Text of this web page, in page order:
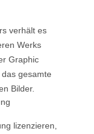
verhält es
Werks
Graphic
gesamte
Bilder.
lizenzieren,